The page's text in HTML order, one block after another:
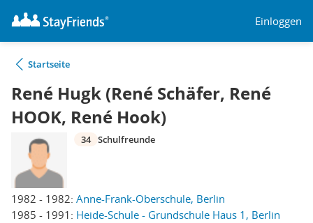
Einloggen
Startseite
René Hugk (René Schäfer, René
HOOK, René Hook)
1982 - 1982: Anne-Frank-Oberschule, Berlin
1985 - 1991: Heide-Schule - Grundschule Haus 1, Berlin
34 Schulfreunde